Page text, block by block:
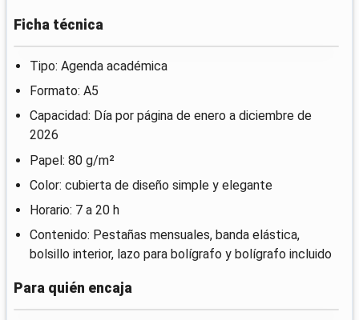
Ficha técnica
Tipo: Agenda académica
Formato: A5
Capacidad: Día por página de enero a diciembre de
2026
Papel: 80 g/m²
Color: cubierta de diseño simple y elegante
Horario: 7 a 20 h
Contenido: Pestañas mensuales, banda elástica,
bolsillo interior, lazo para bolígrafo y bolígrafo incluido
Para quién encaja